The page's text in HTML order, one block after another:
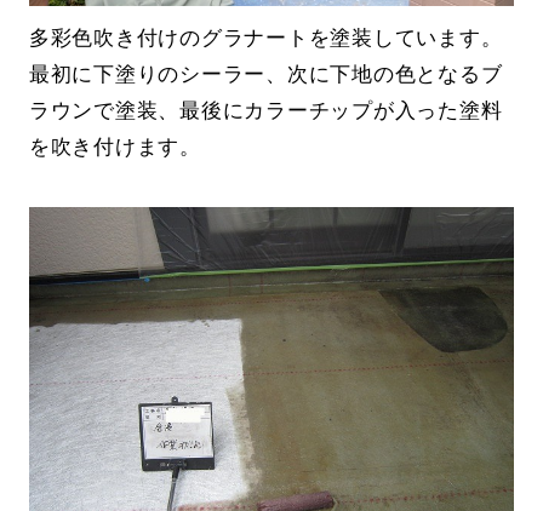
多彩色吹き付けのグラナートを塗装しています。
最初に下塗りのシーラー、次に下地の色となるブ
ラウンで塗装、最後にカラーチップが入った塗料
を吹き付けます。